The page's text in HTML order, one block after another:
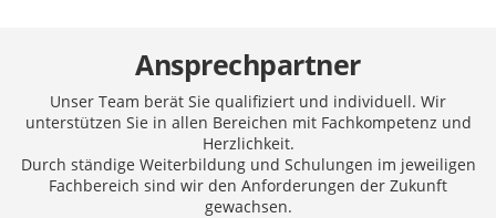
Ansprechpartner
Unser Team berät Sie qualifiziert und individuell. Wir
unterstützen Sie in allen Bereichen mit Fachkompetenz und
Herzlichkeit.
Durch ständige Weiterbildung und Schulungen im jeweiligen
Fachbereich sind wir den Anforderungen der Zukunft
gewachsen.